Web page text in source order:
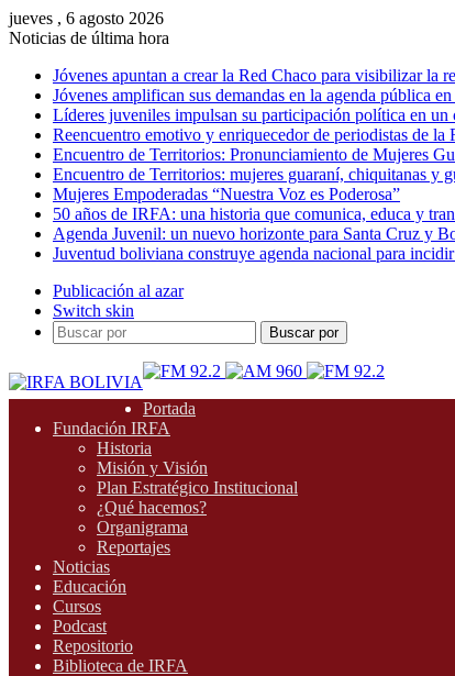
jueves , 6 agosto 2026
Noticias de última hora
Jóvenes apuntan a crear la Red Chaco para visibilizar la
Jóvenes amplifican sus demandas en la agenda pública
Líderes juveniles impulsan su participación política en un
Reencuentro emotivo y enriquecedor de periodistas de la
Encuentro de Territorios: Pronunciamiento de Mujeres
Encuentro de Territorios: mujeres guaraní, chiquitanas y
Mujeres Empoderadas “Nuestra Voz es Poderosa”
50 años de IRFA: una historia que comunica, educa y
Agenda Juvenil: un nuevo horizonte para Santa Cruz y
Juventud boliviana construye agenda nacional para
Publicación al azar
Switch skin
Buscar por
Portada
Fundación IRFA
Historia
Misión y Visión
Plan Estratégico Institucional
¿Qué hacemos?
Organigrama
Reportajes
Noticias
Educación
Cursos
Podcast
Repositorio
Biblioteca de IRFA